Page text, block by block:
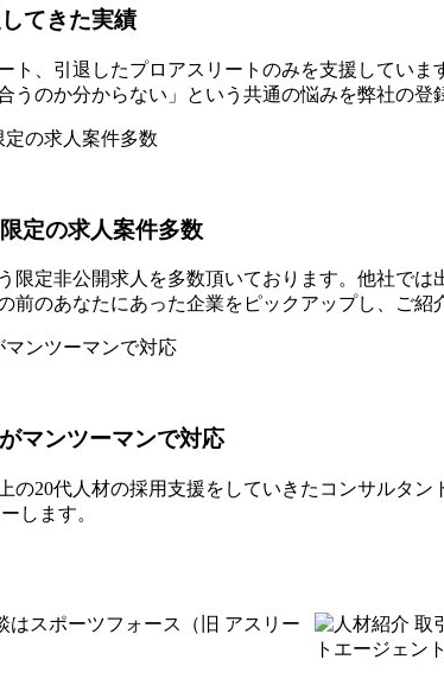
てきた実績
、引退したプロアスリートのみを支援していま
うのか分からない」という共通の悩みを弊社の登
定の求人案件多数
限定非公開求人を多数頂いております。他社で
のあなたにあった企業をピックアップし、ご紹
マンツーマンで対応
の20代人材の採用支援をしていきたコンサルタ
します。